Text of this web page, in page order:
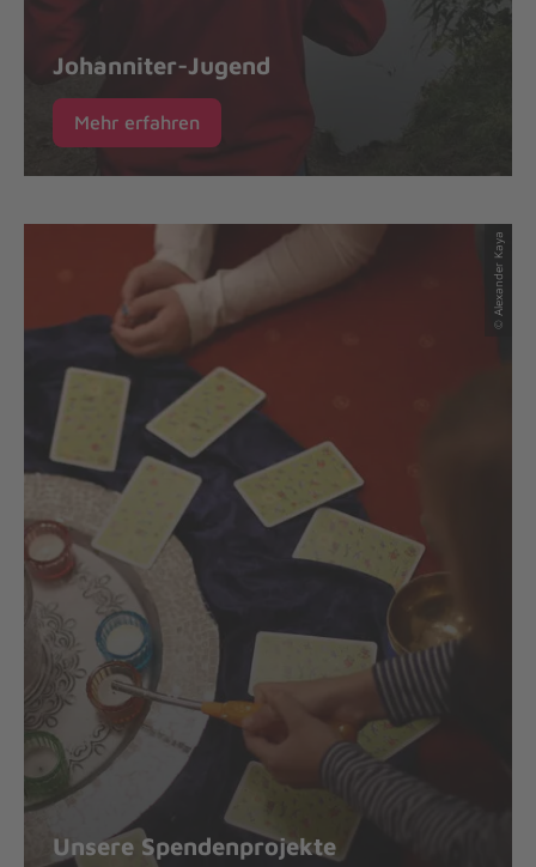
Johanniter-Jugend
Mehr erfahren
© Alexander Kaya
Unsere Spendenprojekte